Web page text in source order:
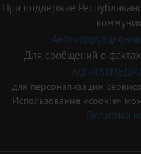
При поддержке
Для сообщений о
АО
для персонализации
Использование «cookie»
Политика